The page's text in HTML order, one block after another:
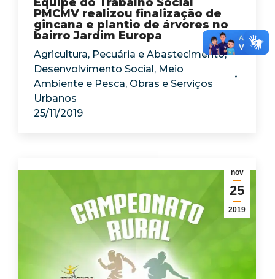
PMCMV realizou finalização de
gincana e plantio de árvores no
bairro Jardim Europa
Agricultura, Pecuária e Abastecimento,
Desenvolvimento Social, Meio
Ambiente e Pesca, Obras e Serviços
Urbanos
25/11/2019
nov
25
2019